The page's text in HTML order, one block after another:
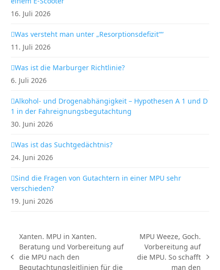
16. Juli 2026
Was versteht man unter „Resorptionsdefizit““
11. Juli 2026
Was ist die Marburger Richtlinie?
6. Juli 2026
Alkohol- und Drogenabhängigkeit – Hypothesen A 1 und D
1 in der Fahreignungsbegutachtung
30. Juni 2026
Was ist das Suchtgedächtnis?
24. Juni 2026
Sind die Fragen von Gutachtern in einer MPU sehr
verschieden?
19. Juni 2026
vorheriger
Xanten. MPU in Xanten.
Beratung und Vorbereitung auf
die MPU nach den
Begutachtungsleitlinien für die
Nächster
MPU Weeze, Goch.
Vorbereitung auf
die MPU. So schafft
man den